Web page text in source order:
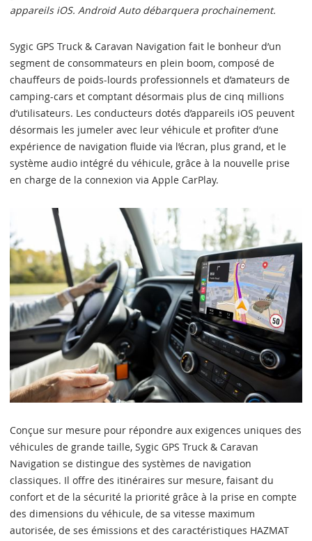
appareils iOS. Android Auto débarquera prochainement.
Sygic GPS Truck & Caravan Navigation fait le bonheur d’un
segment de consommateurs en plein boom, composé de
chauffeurs de poids-lourds professionnels et d’amateurs de
camping-cars et comptant désormais plus de cinq millions
d’utilisateurs. Les conducteurs dotés d’appareils iOS peuvent
désormais les jumeler avec leur véhicule et profiter d’une
expérience de navigation fluide via l’écran, plus grand, et le
système audio intégré du véhicule, grâce à la nouvelle prise
en charge de la connexion via Apple CarPlay.
Conçue sur mesure pour répondre aux exigences uniques des
véhicules de grande taille, Sygic GPS Truck & Caravan
Navigation se distingue des systèmes de navigation
classiques. Il offre des itinéraires sur mesure, faisant du
confort et de la sécurité la priorité grâce à la prise en compte
des dimensions du véhicule, de sa vitesse maximum
autorisée, de ses émissions et des caractéristiques HAZMAT